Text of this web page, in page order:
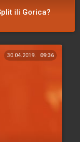
ili Gorica?
30.04.2019. 09:36